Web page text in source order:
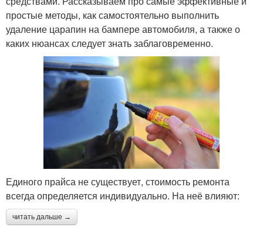
простые методы, как самостоятельно выполнить
удаление царапин на бампере автомобиля, а также о
каких нюансах следует знать заблаговременно.
Единого прайса не существует, стоимость ремонта
всегда определяется индивидуально. На неё влияют:
читать дальше →